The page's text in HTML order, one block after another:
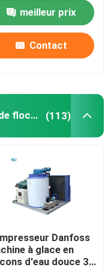
meilleur prix
Contact
Machine à glace d'eau douce de flocon (113)
Danfoss
à glace en
d'eau douce 3